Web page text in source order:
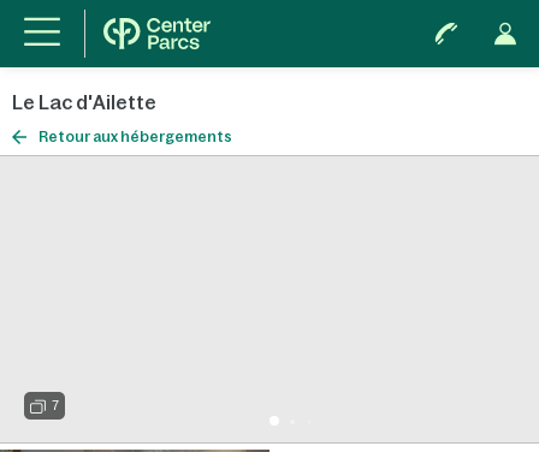
Le Lac d'Ailette
Retour aux hébergements
7